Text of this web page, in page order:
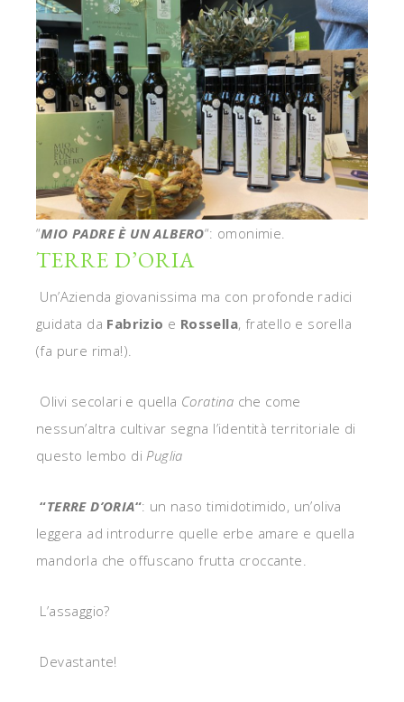
“MIO PADRE È UN ALBERO“: omonimie.
TERRE D’ORIA
Un’Azienda giovanissima ma con profonde radici
guidata da Fabrizio e Rossella, fratello e sorella
(fa pure rima!).
Olivi secolari e quella Coratina che come
nessun’altra cultivar segna l’identità territoriale di
questo lembo diPuglia
“TERRE D’ORIA“: un naso timidotimido, un’oliva
leggera ad introdurre quelle erbe amare e quella
mandorla che offuscano frutta croccante.
L’assaggio?
Devastante!